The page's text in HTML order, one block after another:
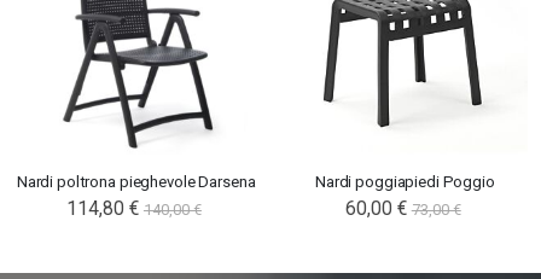
Nardi poltrona pieghevole Darsena
114,80 € 140,00 €
Nardi poggiapiedi Poggio
60,00 € 73,00 €